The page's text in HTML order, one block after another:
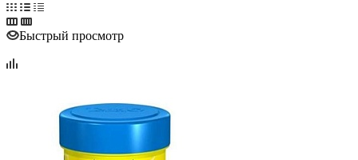
Быстрый просмотр